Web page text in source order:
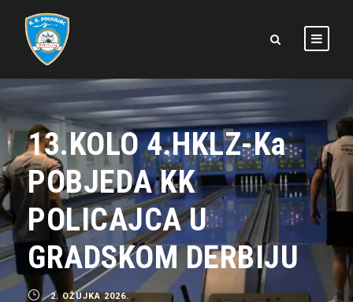
13.KOLO 4.HKLZ-Ka
POBJEDA KK
POLICAJCA U
GRADSKOM DERBIJU
2. OŽUJKA 2026.